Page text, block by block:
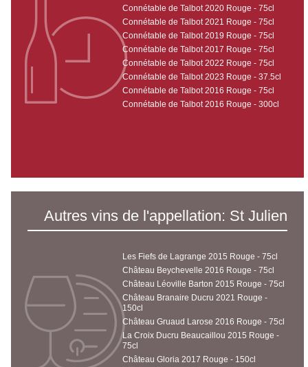
Connétable de Talbot 2020 Rouge - 75cl
Connétable de Talbot 2021 Rouge - 75cl
Connétable de Talbot 2019 Rouge - 75cl
Connétable de Talbot 2017 Rouge - 75cl
Connétable de Talbot 2022 Rouge - 75cl
Connétable de Talbot 2023 Rouge - 37.5cl
Connétable de Talbot 2016 Rouge - 75cl
Connétable de Talbot 2016 Rouge - 300cl
Autres vins de l'appellation: St Julien
Les Fiefs de Lagrange 2015 Rouge - 75cl
Château Beychevelle 2016 Rouge - 75cl
Château Léoville Barton 2015 Rouge - 75cl
Château Branaire Ducru 2021 Rouge -
150cl
Château Gruaud Larose 2016 Rouge - 75cl
La Croix Ducru Beaucaillou 2015 Rouge -
75cl
Château Gloria 2017 Rouge - 150cl